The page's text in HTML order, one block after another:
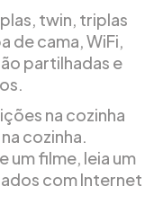
twin, triplas
de cama, WiFi,
partilhadas e
na cozinha
cozinha.
um filme, leia um
com Internet